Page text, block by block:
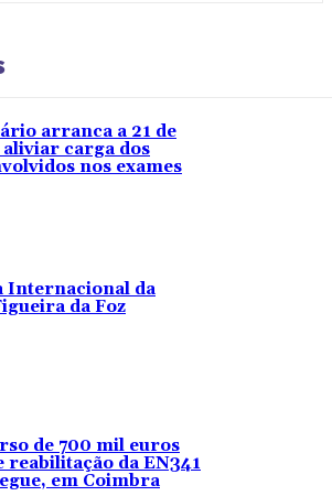
arranca a 21 de
carga dos
nos exames
Internacional da
da Foz
de 700 mil euros
da EN341
em Coimbra